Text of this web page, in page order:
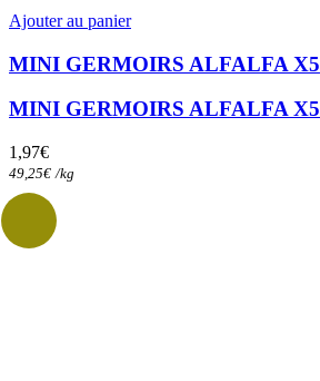
Ajouter au panier
MINI GERMOIRS ALFALFA X5
MINI GERMOIRS ALFALFA X5
1,97€
49,25€ /kg